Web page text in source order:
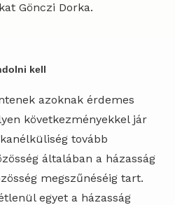
Gönczi Dorka.
kell
azoknak érdemes
következményekkel jár
tovább
általában a házasság
megszűnéséig tart.
egyet a házasság